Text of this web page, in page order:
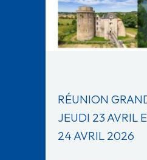
RÉUNION
JEUDI 23 AVRIL
24 AVRIL 2026